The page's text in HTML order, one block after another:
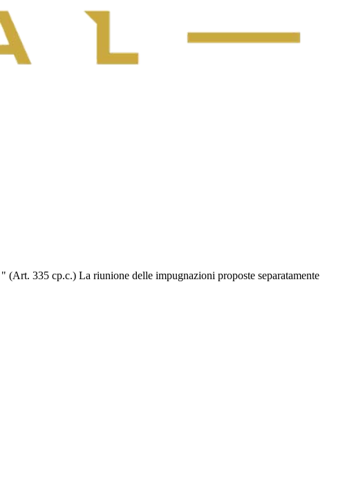
(Art. 335 cp.c.) La riunione delle impugnazioni proposte separatamente